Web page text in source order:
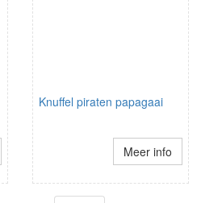
Knuffel piraten papagaai
Meer info